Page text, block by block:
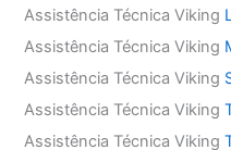
Assistência Técnica Viking
Assistência Técnica Viking
Assistência Técnica Viking
Assistência Técnica Viking
Assistência Técnica Viking